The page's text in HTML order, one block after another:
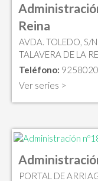
Reina
AVDA. TOLEDO, S/
TALAVERA DE LA
Teléfono:
Ver series >
PORTAL DE